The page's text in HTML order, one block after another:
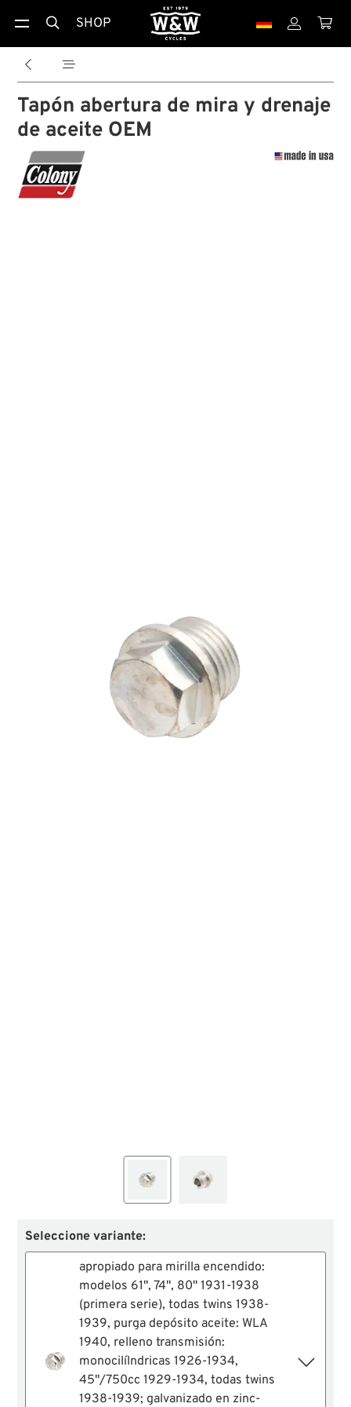
 SHOP  
 
Tapón abertura de mira y drenaje
de aceite OEM
Seleccione variante:
apropiado para mirilla encendido:
modelos 61", 74", 80" 1931-1938
(primera serie), todas twins 1938-
1939, purga depósito aceite: WLA
1940, relleno transmisión:
monocilílndricas 1926-1934,
45"/750cc 1929-1934, todas twins
1938-1939; galvanizado en zinc-